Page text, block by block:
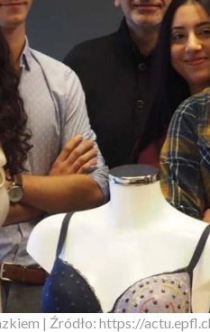
| Źródło: https://